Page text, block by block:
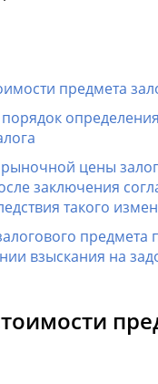
предмета
цены
заключения
такого
предмета
взыскания на